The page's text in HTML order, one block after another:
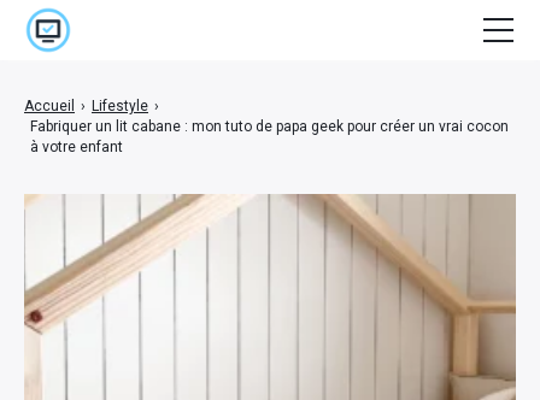
Accueil › Lifestyle ›
Fabriquer un lit cabane : mon tuto de papa geek pour créer un vrai cocon
à votre enfant
Cinéma
Jeux Vidéo